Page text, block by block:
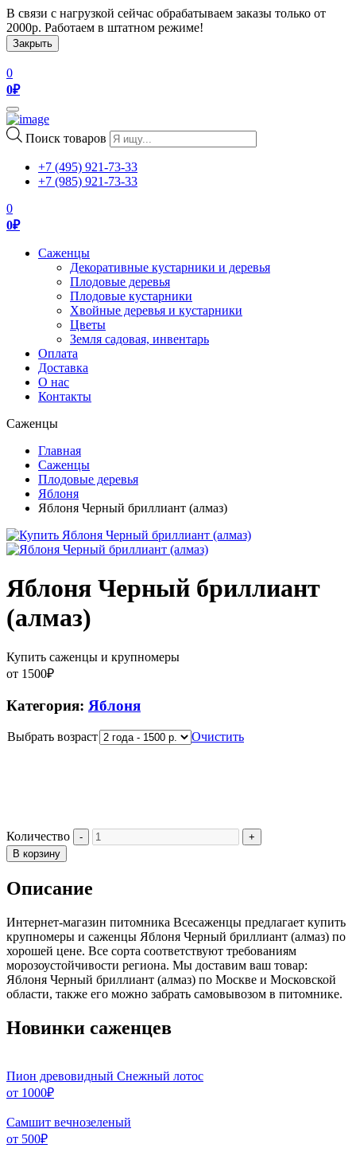
В связи с нагрузкой сейчас обрабатываем заказы только от
2000р. Работаем в штатном режиме!
Закрыть
0
0₽
Toggle
navigation
Поиск товаров
+7 (495) 921-73-33
+7 (985) 921-73-33
0
0₽
Саженцы
Декоративные кустарники и деревья
Плодовые деревья
Плодовые кустарники
Хвойные деревья и кустарники
Цветы
Земля садовая, инвентарь
Оплата
Доставка
О нас
Контакты
Саженцы
Главная
Саженцы
Плодовые деревья
Яблоня
Яблоня Черный бриллиант (алмаз)
Яблоня Черный бриллиант
(алмаз)
Купить саженцы и крупномеры
от 1500₽
Категория: Яблоня
Выбрать возраст Очистить
Количество
В корзину
Описание
Интернет-магазин питомника Всесаженцы предлагает купить
крупномеры и саженцы Яблоня Черный бриллиант (алмаз) по
хорошей цене. Все сорта соответствуют требованиям
морозоустойчивости региона. Мы доставим ваш товар:
Яблоня Черный бриллиант (алмаз) по Москве и Московской
области, также его можно забрать самовывозом в питомнике.
Новинки саженцев
Пион древовидный Снежный лотос
от 1000₽
Самшит вечнозеленый
от 500₽